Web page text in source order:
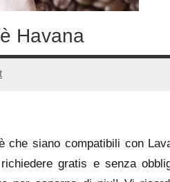
Havana
che siano compatibili con
gratis e senza